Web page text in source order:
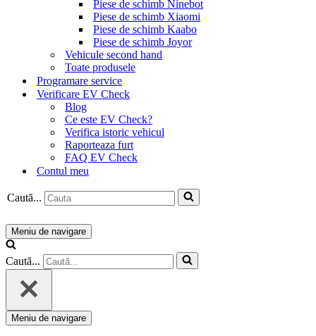
Piese de schimb Ninebot
Piese de schimb Xiaomi
Piese de schimb Kaabo
Piese de schimb Joyor
Vehicule second hand
Toate produsele
Programare service
Verificare EV Check
Blog
Ce este EV Check?
Verifica istoric vehicul
Raporteaza furt
FAQ EV Check
Contul meu
Caută...
Meniu de navigare
Caută...
Meniu de navigare